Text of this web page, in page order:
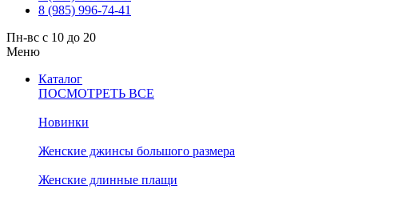
8 (985) 996-74-41
Пн-вс с 10 до 20
Меню
Каталог
ПОСМОТРЕТЬ ВСЕ
Новинки
Женские джинсы большого размера
Женские длинные плащи